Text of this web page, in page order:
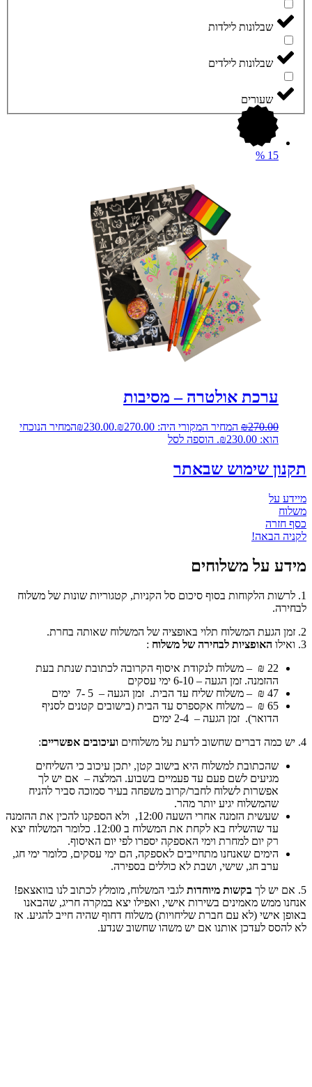
שבלונות לילדות
שבלונות לילדים
שעורים
%
ערכת אולטרה – מסיבות
₪270.00 המחיר המקורי היה: ₪270.00. ₪230.00 המחיר הנוכחי
הוא: ₪230.00.
הוספה לסל
שימוש שבאתר
על
חזרה
הבאה!
על משלוחים
לרשות הלקוחות בסוף סיכום סל הקניות, קטגוריות שונות של משלוח
האופציות לבחירה של משלוח:
22 ₪ –
משלוח לנקודת איסוףהקרובה לכתובת שנתת בעת
ההזמנה. זמן הגעה – 6-10 ימי עסקים
47 ₪ –
משלוח שליח עד הבית. זמן הגעה – 5 -7 ימים
65 ₪ –
משלוח אקספרסעד הבית (בישובים קטנים לסניף
הדואר). זמן הגעה – 2-4 ימים
ועיכובים אפשריים:
שהכתובת למשלוח היא בישוב קטן, יתכן עיכוב כי השליחים
מגיעים לשם פעם עד פעמיים בשבוע. המלצה – אם יש לך
אפשרות לשלוח לחבר/קרוב משפחה בעיר סמוכה סביר להניח
שהמשלוח יגיע יותר מהר.
שעשית הזמנה אחרי השעה 12:00, ולא הספקנו להכין את ההזמנה
עד שהשליח בא לקחת את המשלוח ב 12:00. כלומר המשלוח יצא
רק יום למחרת וימי האספקה יספרו לפי יום האיסוף.
הימים שאנחנו מתחייבים לאספקה, הם ימי עסקים, כלומר ימי חג,
ערב חג, שישי, ושבת לא כוללים בספירה.
בקשות מיוחדותלגבי המשלוח, מומלץ לכתוב לנו בוואצאפ!
ממש מאמינים בשירות אישי, ואפילו יצא במקרה חריג, שהבאנו
אישי (לא עם חברת שליחויות) משלוח דחוף שהיה חייב להגיע. אז
להסס לעדכן אותנו אם יש משהו שחשוב שנדע.